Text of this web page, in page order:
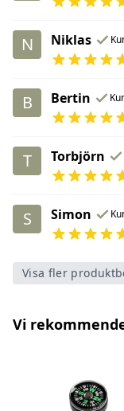
N Niklas
B Bertin
T Torbjörn
S Simon
Visa fler
Vi